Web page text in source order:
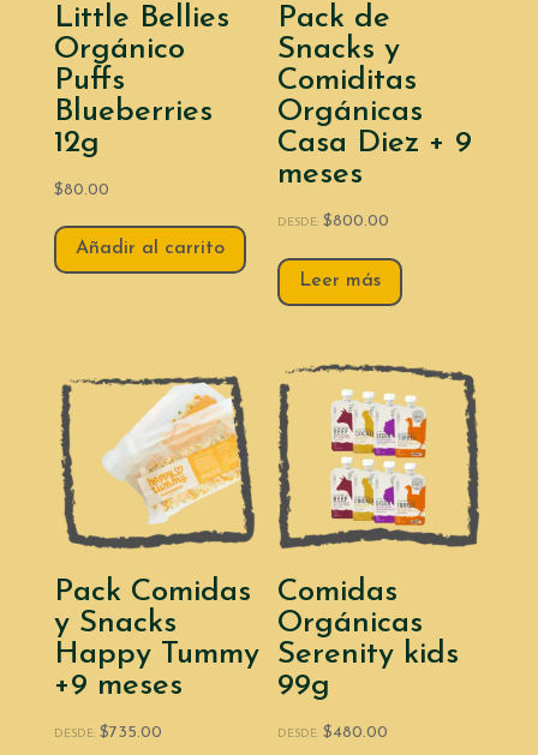
Little Bellies
Orgánico
Puffs
Blueberries
12g
$80.00
Añadir al carrito
Pack de
Snacks y
Comiditas
Orgánicas
Casa Diez + 9
meses
DESDE:$800.00
Leer más
Pack Comidas
y Snacks
Happy Tummy
+9 meses
DESDE: $735.00
Comidas
Orgánicas
Serenity kids
99g
DESDE:$480.00